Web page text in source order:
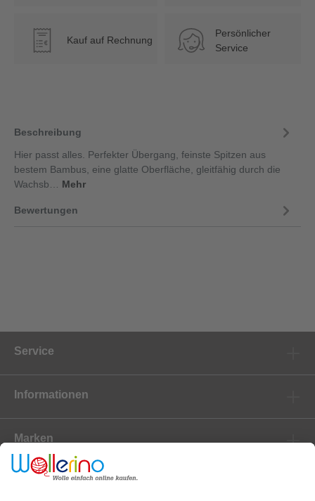
€ Kauf auf Rechnung
Persönlicher
Service
Beschreibung
Hier passt alles. Perfekter Übergang, feinste Spitzen aus
bestem Bambus, eine glatte Oberfläche, gleitfähig durch die
Wachsb… Mehr
Bewertungen
Service
Informationen
Marken
Newsletter